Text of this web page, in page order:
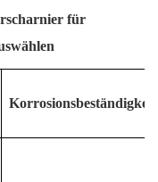
für
Korrosionsbeständigkeit